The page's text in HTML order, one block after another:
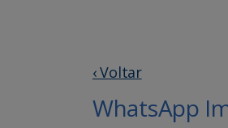
‹ Voltar
WhatsApp